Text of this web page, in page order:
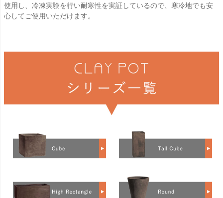
使用し、冷凍実験を行い耐寒性を実証しているので、寒冷地でも安
心してご使用いただけます。